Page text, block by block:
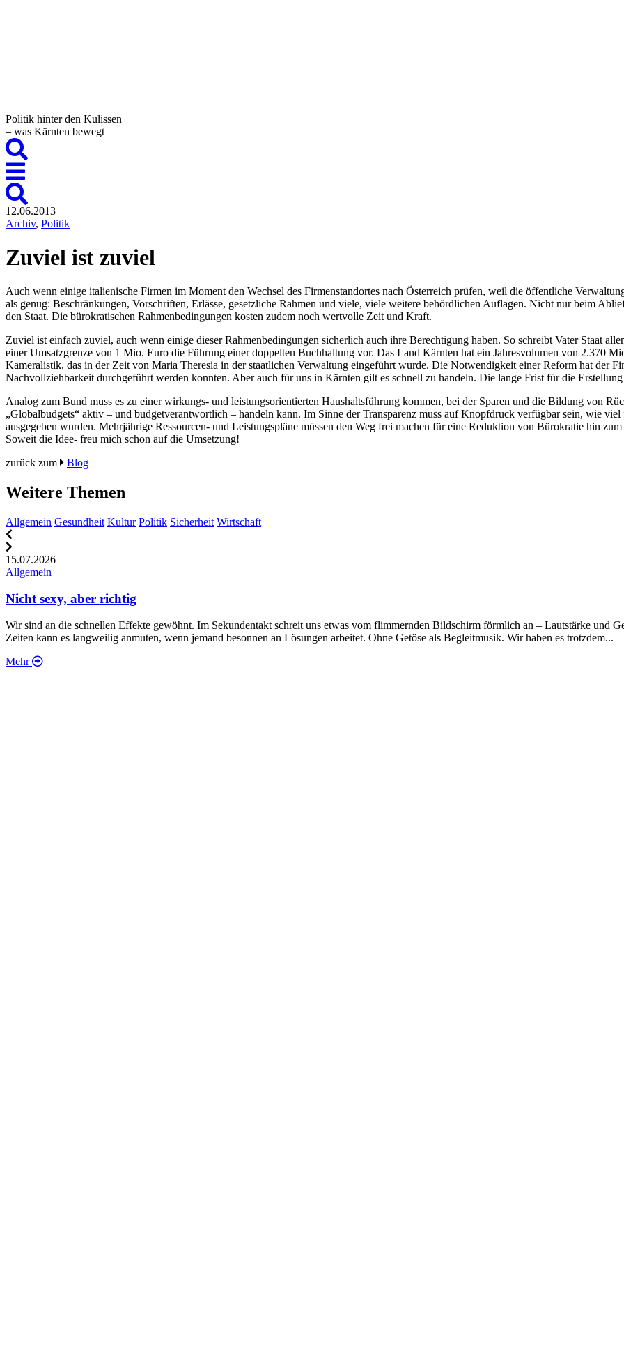
Politik hinter den Kulissen
– was Kärnten bewegt
12.06.2013
Archiv, Politik
Zuviel ist zuviel
Auch wenn einige italienische Firmen im Moment den Wechsel des Firmenstandortes nach Österreich prüfen, weil die öffentliche
als genug: Beschränkungen, Vorschriften, Erlässe, gesetzliche Rahmen und viele, viele weitere behördlichen Auflagen. Nicht nur beim
den Staat. Die bürokratischen Rahmenbedingungen kosten zudem noch wertvolle Zeit und Kraft.
Zuviel ist einfach zuviel, auch wenn einige dieser Rahmenbedingungen sicherlich auch ihre Berechtigung haben. So schreibt Vater Staat
einer Umsatzgrenze von 1 Mio. Euro die Führung einer doppelten Buchhaltung vor. Das Land Kärnten hat ein Jahresvolumen von 2.370
Kameralistik, das in der Zeit von Maria Theresia in der staatlichen Verwaltung eingeführt wurde. Die Notwendigkeit einer Reform hat der
Nachvollziehbarkeit durchgeführt werden konnten. Aber auch für uns in Kärnten gilt es schnell zu handeln. Die lange Frist für die
Analog zum Bund muss es zu einer wirkungs- und leistungsorientierten Haushaltsführung kommen, bei der Sparen und die Bildung von
„Globalbudgets“ aktiv – und budgetverantwortlich – handeln kann. Im Sinne der Transparenz muss auf Knopfdruck verfügbar sein, wie
ausgegeben wurden. Mehrjährige Ressourcen- und Leistungspläne müssen den Weg frei machen für eine Reduktion von Bürokratie hin
Soweit die Idee- freu mich schon auf die Umsetzung!
zurück zum
Blog
Weitere Themen
Allgemein Gesundheit Kultur Politik Sicherheit Wirtschaft
15.07.2026
Allgemein
Nicht sexy, aber richtig
Wir sind an die schnellen Effekte gewöhnt. Im Sekundentakt schreit uns etwas vom flimmernden Bildschirm förmlich an – Lautstärke und
Zeiten kann es langweilig anmuten, wenn jemand besonnen an Lösungen arbeitet. Ohne Getöse als Begleitmusik. Wir haben es trotzdem...
Mehr